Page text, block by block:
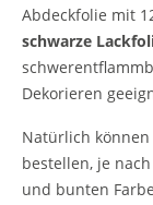
Abdeckfolie mit
schwarze
Dekorieren
Natürlich
bestellen, je
und bunten